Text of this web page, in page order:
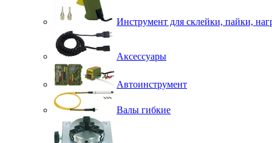
Инструмент для склейки, пайки,
Аксессуары
Автоинструмент
Валы гибкие